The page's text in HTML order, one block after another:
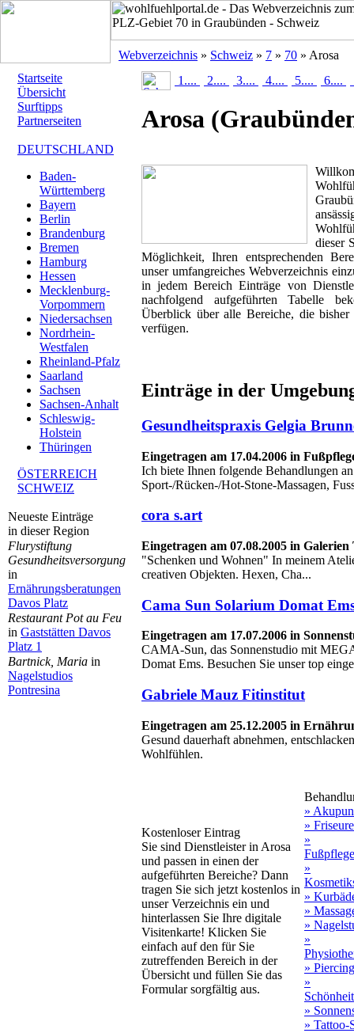
Webverzeichnis » Schweiz » 7 » 70 » Arosa
Startseite
Übersicht
Surftipps
Partnerseiten
DEUTSCHLAND
Baden-
Württemberg
Bayern
Berlin
Brandenburg
Bremen
Hamburg
Hessen
Mecklenburg-
Vorpommern
Niedersachsen
Nordrhein-
Westfalen
Rheinland-Pfalz
Saarland
Sachsen
Sachsen-Anhalt
Schleswig-
Holstein
Thüringen
ÖSTERREICH
SCHWEIZ
Neueste Einträge
in dieser Region
Flurystiftung
Gesundheitsversorgung
in
Ernährungsberatungen
Davos Platz
Restaurant Pot au Feu
in Gaststätten Davos
Platz 1
Bartnick, Maria in
Nagelstudios
Pontresina
1.... 2.... 3.... 4.... 5.... 6....
Arosa
dieser
Möglichkeit, Ihren entsprechenden
unser umfangreiches Webverzeichnis
in jedem Bereich Einträge von
nachfolgend aufgeführten Tabelle
Überblick über alle Bereiche, die bisher
verfügen.
Einträge in der
Gesundheitspraxis Gelgia
Eingetragen am 17.04.2006 in
Ich biete Ihnen folgende Behandlungen
Sport-/Rücken-/Hot-Stone-Massagen,
cora s.art
Eingetragen am 07.08.2005 in Galerien
"Schenken und Wohnen" In meinem
creativen Objekten. Hexen, Cha...
Cama Sun Solarium Domat
Eingetragen am 17.07.2006 in
CAMA-Sun, das Sonnenstudio mit
Domat Ems. Besuchen Sie unser top
Gabriele Mauz Fitinstitut
Eingetragen am 25.12.2005 in
Gesund dauerhaft abnehmen,
Wohlfühlen.
Kostenloser Eintrag
Sie sind Dienstleister in Arosa
und passen in einen der
aufgeführten Bereiche? Dann
tragen Sie sich jetzt kostenlos in
unser Verzeichnis ein und
hinterlassen Sie Ihre digitale
Visitenkarte! Klicken Sie
einfach auf den für Sie
zutreffenden Bereich in der
Übersicht und füllen Sie das
Formular sorgfältig aus.
»
» Friseure
»
»
»
»
»
»
»
»
»
» Tattoo-